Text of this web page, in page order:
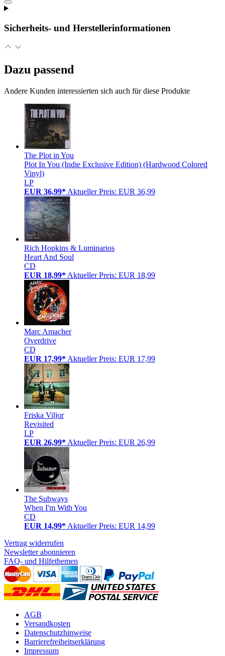
Sicherheits- und Herstellerinformationen
Dazu passend
Andere Kunden interessierten sich auch für diese Produkte
The Plot in You
Plot In You (Indie Exclusive Edition) (Hardwood Colored
Vinyl)
LP
EUR 36,99* Aktueller Preis: EUR 36,99
Rich Hopkins & Luminarios
Heart And Soul
CD
EUR 18,99* Aktueller Preis: EUR 18,99
Marc Amacher
Overdrive
CD
EUR 17,99* Aktueller Preis: EUR 17,99
Friska Viljor
Revisited
LP
EUR 26,99* Aktueller Preis: EUR 26,99
The Subways
When I'm With You
CD
EUR 14,99* Aktueller Preis: EUR 14,99
Vertrag widerrufen
Newsletter abonnieren
FAQ- und Hilfethemen
AGB
Versandkosten
Datenschutzhinweise
Barrierefreiheitserklärung
Impressum